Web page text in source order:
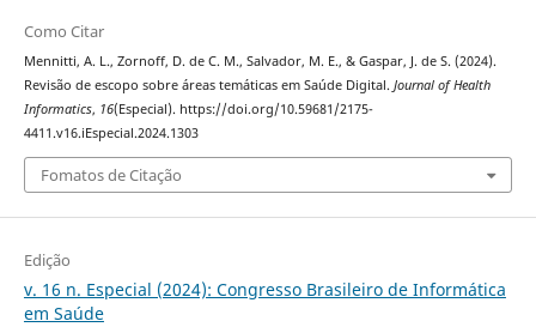
Como Citar
Mennitti, A. L., Zornoff, D. de C. M., Salvador, M. E., & Gaspar, J. de S. (2024).
Revisão de escopo sobre áreas temáticas em Saúde Digital. Journal of Health
Informatics, 16(Especial). https://doi.org/10.59681/2175-
4411.v16.iEspecial.2024.1303
Fomatos de Citação
Edição
v. 16 n. Especial (2024): Congresso Brasileiro de Informática
em Saúde